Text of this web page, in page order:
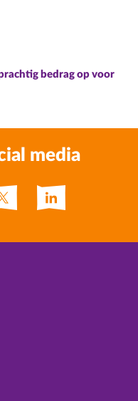
bedrag op voor
media